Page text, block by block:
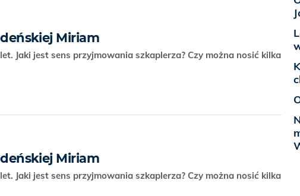
Miriam
Jaki jest sens przyjmowania szkaplerza? Czy można nosić kilka
Miriam
Jaki jest sens przyjmowania szkaplerza? Czy można nosić kilka